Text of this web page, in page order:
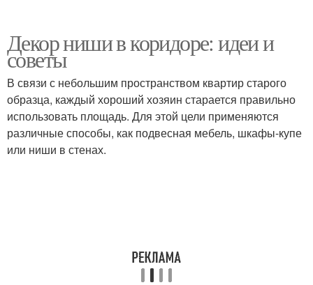
Декор ниши в коридоре: идеи и
советы
В связи с небольшим пространством квартир старого
образца, каждый хороший хозяин старается правильно
использовать площадь. Для этой цели применяются
различные способы, как подвесная мебель, шкафы-купе
или ниши в стенах.